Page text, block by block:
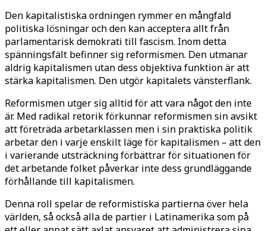
Den kapitalistiska ordningen rymmer en mångfald
politiska lösningar och den kan acceptera allt från
parlamentarisk demokrati till fascism. Inom detta
spänningsfält befinner sig reformismen. Den utmanar
aldrig kapitalismen utan dess objektiva funktion är att
stärka kapitalismen. Den utgör kapitalets vänsterflank.
Reformismen utger sig alltid för att vara något den inte
är. Med radikal retorik förkunnar reformismen sin avsikt
att företräda arbetarklassen men i sin praktiska politik
arbetar den i varje enskilt läge för kapitalismen – att den
i varierande utsträckning förbättrar för situationen för
det arbetande folket påverkar inte dess grundläggande
förhållande till kapitalismen.
Denna roll spelar de reformistiska partierna över hela
världen, så också alla de partier i Latinamerika som på